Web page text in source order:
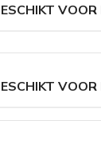
VOOR
VOOR